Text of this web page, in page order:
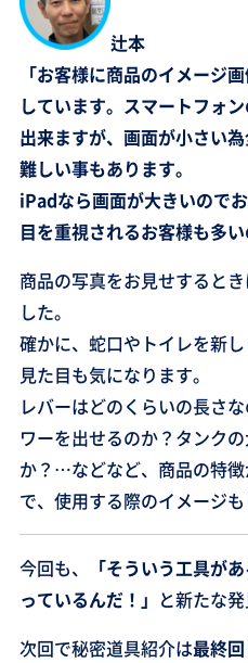
辻本
「お客様に商品のイメージ
しています。スマートフォ
出来ますが、画面が小さい
難しい事もあります。
iPadなら画面が大きいので
目を重視されるお客様も多
商品の写真をお見せすると
した。
確かに、蛇口やトイレを新
見た目も気になります。
レバーはどのくらいの長さ
ワーを出せるのか？タンク
か？…などなど、商品の特
で、使用する際のイメージも
今回も、
「そういう工具が
っているんだ！」 と新たな
次回で秘密道具紹介は最終回